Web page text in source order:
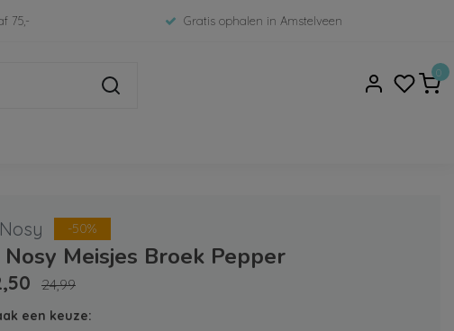
75,- Gratis ophalen in Amstelveen
0
-50%
Nosy Meisjes Broek Pepper
24,99
een keuze: